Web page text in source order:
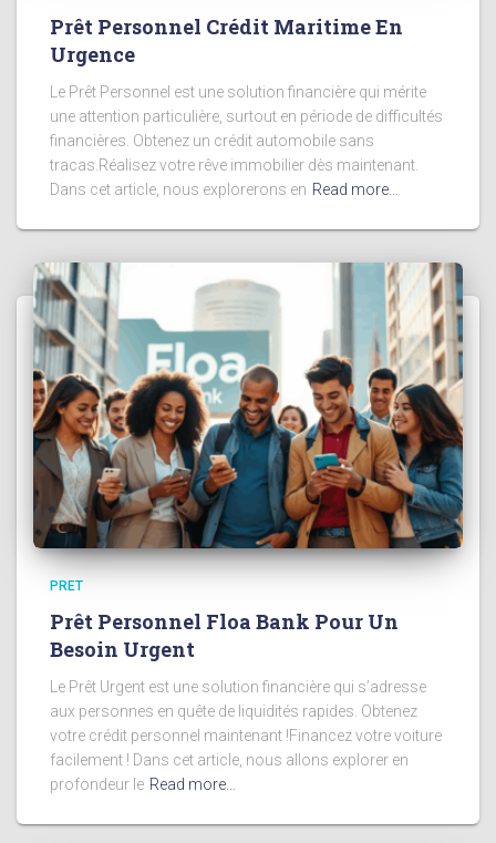
Prêt Personnel Crédit Maritime En
Urgence
Le Prêt Personnel est une solution financière qui mérite
une attention particulière, surtout en période de difficultés
financières. Obtenez un crédit automobile sans
tracas.Réalisez votre rêve immobilier dès maintenant.
Dans cet article, nous explorerons en Read more…
PRET
Prêt Personnel Floa Bank Pour Un
Besoin Urgent
Le Prêt Urgent est une solution financière qui s’adresse
aux personnes en quête de liquidités rapides. Obtenez
votre crédit personnel maintenant !Financez votre voiture
facilement ! Dans cet article, nous allons explorer en
profondeur le Read more…